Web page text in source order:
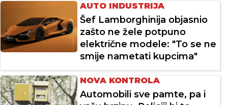
AUTO INDUSTRIJA
Šef Lamborghinija objasnio
zašto ne žele potpuno
električne modele: "To se ne
smije nametati kupcima"
NOVA KONTROLA
Automobili sve pamte, pa i